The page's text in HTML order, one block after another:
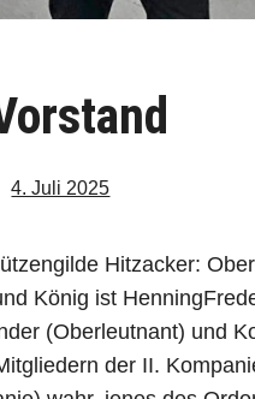
4. Juli 2025
Hitzacker:
König ist
(Oberleutnant) und
der II.